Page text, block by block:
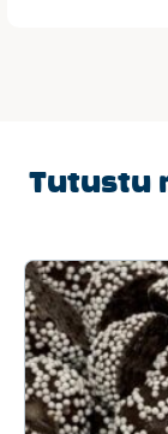
Tutustu